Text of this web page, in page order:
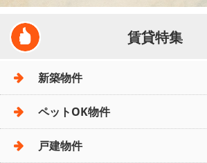
賃貸特集
新築物件
ペットOK物件
戸建物件